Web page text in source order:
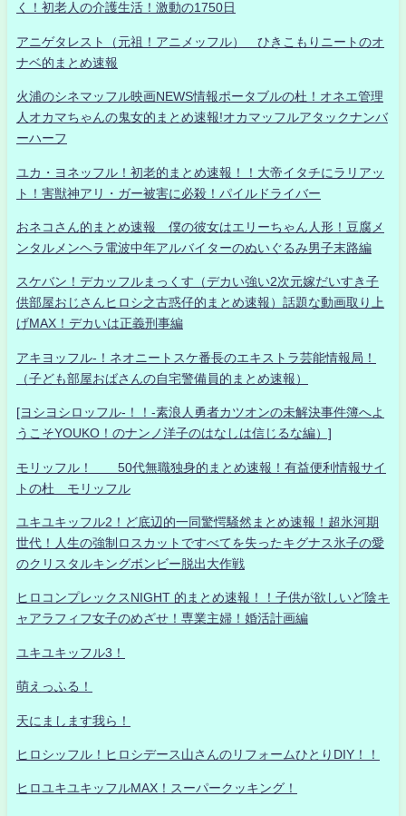
く！初老人の介護生活！激動の1750日
アニゲタレスト（元祖！アニメッフル） ひきこもりニートのオ
ナベ的まとめ速報
火浦のシネマッフル映画NEWS情報ポータブルの杜！オネエ管理
人オカマちゃんの鬼女的まとめ速報!オカマッフルアタックナンバ
ーハーフ
ユカ・ヨネッフル！初老的まとめ速報！！大帝イタチにラリアッ
ト！害獣神アリ・ガー被害に必殺！パイルドライバー
おネコさん的まとめ速報 僕の彼女はエリーちゃん人形！豆腐メ
ンタルメンヘラ電波中年アルバイターのぬいぐるみ男子末路編
スケバン！デカッフルまっくす（デカい強い2次元嫁だいすき子
供部屋おじさんヒロシ之古惑仔的まとめ速報）話題な動画取り上
げMAX！デカいは正義刑事編
アキヨッフル-！ネオニートスケ番長のエキストラ芸能情報局！
（子ども部屋おばさんの自宅警備員的まとめ速報）
[ヨシヨシロッフル-！！-素浪人勇者カツオンの未解決事件簿へよ
うこそYOUKO！のナンノ洋子のはなしは信じるな編）]
モリッフル！ 50代無職独身的まとめ速報！有益便利情報サイ
トの杜 モリッフル
ユキユキッフル2！ど底辺的一同驚愕騒然まとめ速報！超氷河期
世代！人生の強制ロスカットですべてを失ったキグナス氷子の愛
のクリスタルキングボンビー脱出大作戦
ヒロコンプレックスNIGHT 的まとめ速報！！子供が欲しいど陰キ
ャアラフィフ女子のめざせ！専業主婦！婚活計画編
ユキユキッフル3！
萌えっふる！
天にまします我ら！
ヒロシッフル！ヒロシデース山さんのリフォームひとりDIY！！
ヒロユキユキッフルMAX！スーパークッキング！